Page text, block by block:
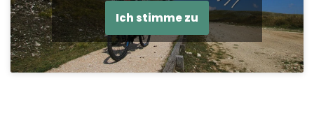
Ich stimme zu